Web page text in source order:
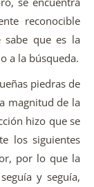
reconocible
sabe que es la
a la búsqueda.
piedras de
magnitud de la
hizo que se
los siguientes
por lo que la
y seguía,